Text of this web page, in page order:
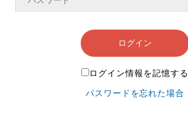
ログイン
ログイン情報を記憶する
パスワードを忘れた場合